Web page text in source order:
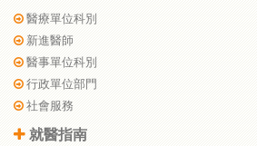
醫療單位科別
新進醫師
醫事單位科別
行政單位部門
社會服務
就醫指南